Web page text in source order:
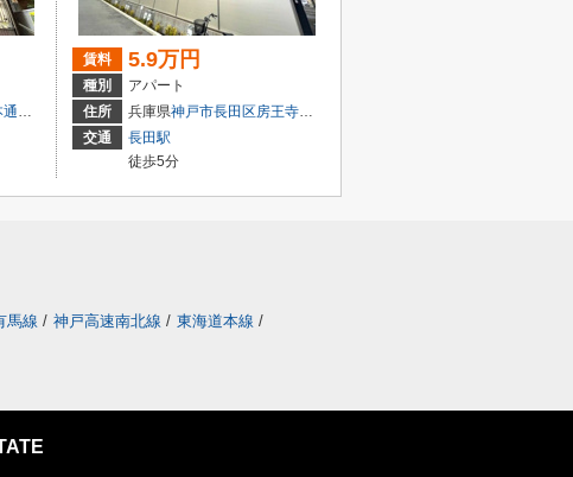
通５丁目
賃料 5.9万円
種別
アパート
住所
兵庫県神戸市長田区房王寺町
交通
長田駅
徒歩5分
馬線 / 神戸高速南北線 / 東海道本線 /